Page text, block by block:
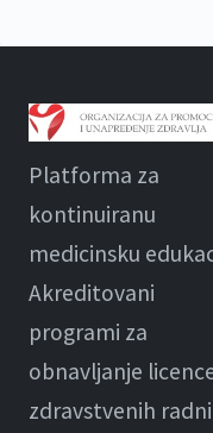
Platforma za
kontinuiranu
medicinsku
Akreditovani
programi za
obnavljanje
zdravstvenih